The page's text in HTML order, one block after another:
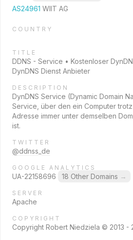
AS24961 WIIT AG
COUNTRY
TITLE
DDNS - Service • Kostenloser
DynDNS Dienst Anbieter
DESCRIPTION
DynDNS Service (Dynamic Domain
Service, über den ein Computer
Adresse immer unter demselben
ist.
TWITTER
@ddnss_de
GOOGLE ANALYTICS
UA-22158696 18 Other Domains →
SERVER
Apache
COPYRIGHT
Copyright Robert Niedziela © 2013 -